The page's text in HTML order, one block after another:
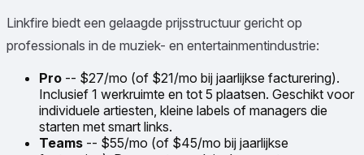
Linkfire biedt een gelaagde prijsstructuur gericht op
professionals in de muziek- en entertainmentindustrie:
Pro -- $27/mo (of $21/mo bij jaarlijkse facturering).
Inclusief 1 werkruimte en tot 5 plaatsen. Geschikt voor
individuele artiesten, kleine labels of managers die
starten met smart links.
Teams -- $55/mo (of $45/mo bij jaarlijkse